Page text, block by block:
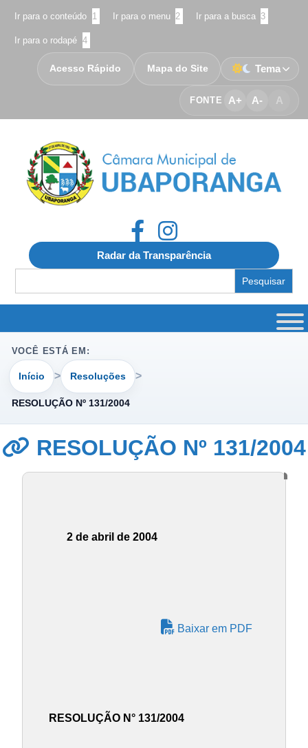
Ir para o conteúdo 1 Ir para o menu 2 Ir para a busca 3
Ir para o rodapé 4
FONTE A+ A- A
Acesso Rápido Mapa do Site Tema
Radar da Transparência
for:
VOCÊ ESTÁ EM:
Início Resoluções
RESOLUÇÃO Nº 131/2004
RESOLUÇÃO Nº 131/2004
2 de abril de 2004
Baixar em PDF
RESOLUÇÃO N° 131/2004